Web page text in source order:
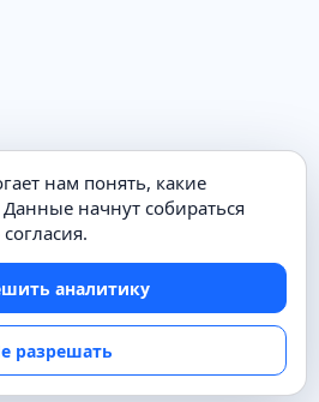
нам понять, какие
начнут собираться
аналитику
разрешать